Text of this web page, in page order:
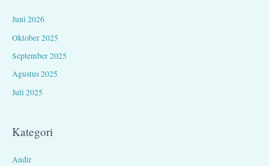
Juni 2026
Oktober 2025
September 2025
Agustus 2025
Juli 2025
Kategori
Andir